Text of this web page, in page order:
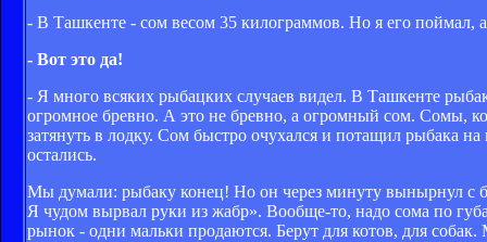
- В Ташкенте - сом весом 35 килограммов. Но я его
- Вот это да!
- Я много всяких рыбацких случаев видел. В Ташкенте
огромное бревно. А это не бревно, а огромный сом. Сомы,
затянуть в лодку. Сом быстро очухался и потащил рыбака
остались.
Мы думали: рыбаку конец! Но он через минуту вынырнул с
Я чудом вырвал руки из жабр». Вообще-то, надо сома по
рынок - одни мальки продаются. Берут для котов, для